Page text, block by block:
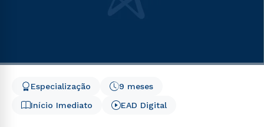
Início Imediato
9 meses
Especialização
EAD Digital